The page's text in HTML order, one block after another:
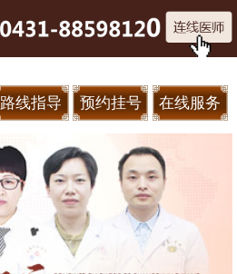
路线指导 预约挂号 在线服务